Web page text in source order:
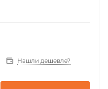
Нашли дешевле?